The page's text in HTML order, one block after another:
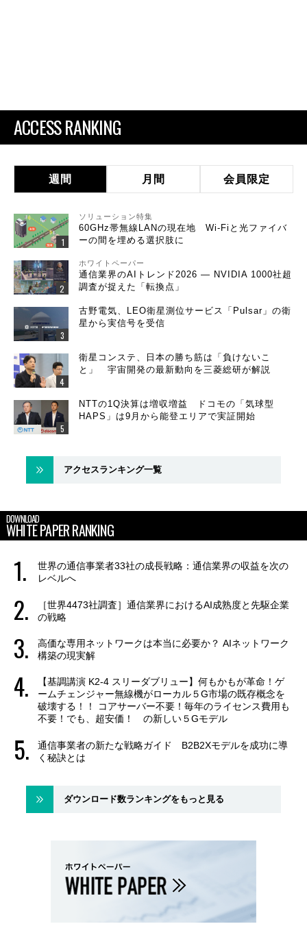
ACCESS RANKING
週間 月間 会員限定
ソリューション特集
60GHz帯無線LANの現在地 Wi-Fiと光ファイバ
ーの間を埋める選択肢に
ホワイトペーパー
通信業界のAIトレンド2026 ― NVIDIA 1000社超
調査が捉えた「転換点」
古野電気、LEO衛星測位サービス「Pulsar」の衛
星から実信号を受信
衛星コンステ、日本の勝ち筋は「負けないこ
と」 宇宙開発の最新動向を三菱総研が解説
NTTの1Q決算は増収増益 ドコモの「気球型
HAPS」は9月から能登エリアで実証開始
アクセスランキング一覧
DOWNLOAD
WHITE PAPER RANKING
世界の通信事業者33社の成長戦略：通信業界の収益を次の
レベルへ
［世界4473社調査］通信業界におけるAI成熟度と先駆企業
の戦略
高価な専用ネットワークは本当に必要か？ AIネットワーク
構築の現実解
【基調講演 K2-4 スリーダブリュー】何もかもが革命！ゲ
ームチェンジャー無線機がローカル５G市場の既存概念を
破壊する！！ コアサーバー不要！毎年のライセンス費用も
不要！でも、超安価！ の新しい５Gモデル
通信事業者の新たな戦略ガイド B2B2Xモデルを成功に導
く秘訣とは
ダウンロード数ランキングをもっと見る